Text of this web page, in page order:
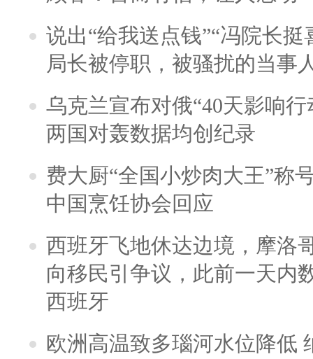
说出“给我送点钱”“冯院长
局长被停职，被骚扰的当事
乌克兰宣布对俄“40天影响
两国对轰数据均创纪录
费大厨“全国小炒肉大王”称
中国烹饪协会回应
西班牙飞地休达边境，摩洛
向移民引争议，此前一天内
西班牙
欧洲高温致多瑙河水位降低